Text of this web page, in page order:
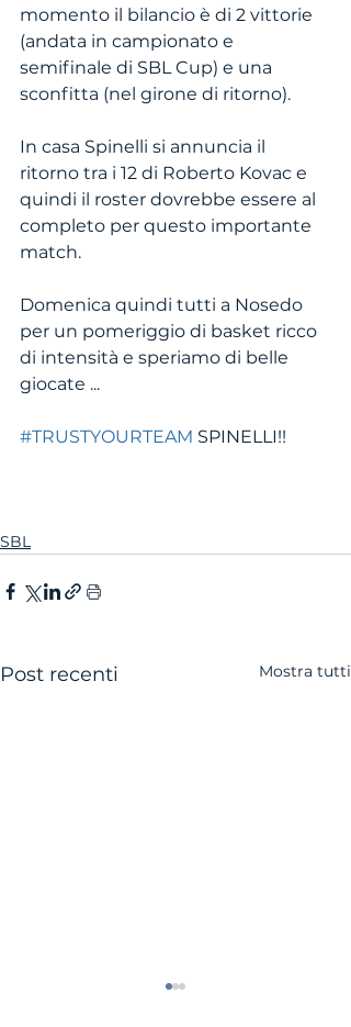
momento il bilancio è di 2 vittorie
(andata in campionato e
semifinale di SBL Cup) e una
sconfitta (nel girone di ritorno).
In casa Spinelli si annuncia il
ritorno tra i 12 di Roberto Kovac e
quindi il roster dovrebbe essere al
completo per questo importante
match.
Domenica quindi tutti a Nosedo
per un pomeriggio di basket ricco
di intensità e speriamo di belle
giocate ...
#TRUSTYOURTEAM SPINELLI!!
SBL
Post recenti Mostra tutti